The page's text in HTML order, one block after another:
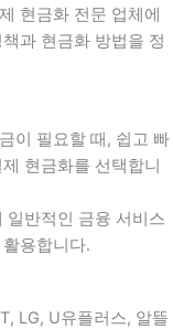
현금화 전문 업체에
과 현금화 방법을 정
이 필요할 때 , 쉽고 빠
현금화를 선택합니
일반적인 금융 서비스
용합니다.
LG, U유플러스, 알뜰